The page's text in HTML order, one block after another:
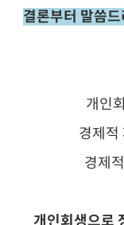
결론부터 말씀
개인
경제적
경제
개인회생으로